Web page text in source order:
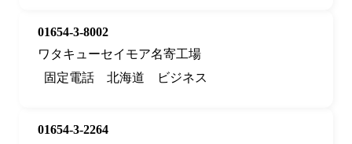
01654-3-8002
ワタキューセイモア名寄工場
固定電話
北海道 ビジネス
01654-3-2264